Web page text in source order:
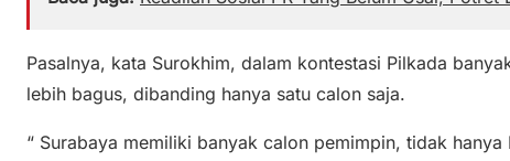
Pasalnya, kata Surokhim, dalam kontestasi Pilkada
lebih bagus, dibanding hanya satu calon saja.
“ Surabaya memiliki banyak calon pemimpin, tidak